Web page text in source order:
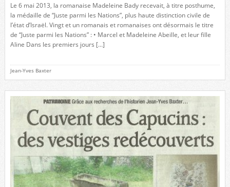
Le 6 mai 2013, la romanaise Madeleine Bady recevait, à titre posthume,
la médaille de “Juste parmi les Nations”, plus haute distinction civile de
l’état d’Israël. Vingt et un romanais et romanaises ont désormais le titre
de “Juste parmi les Nations” : • Marcel et Madeleine Abeille, et leur fille
Aline Dans les premiers jours […]
Jean-Yves Baxter